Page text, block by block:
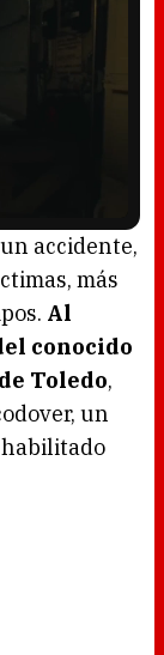
accidente,
más
Al
conocido
Toledo,
un